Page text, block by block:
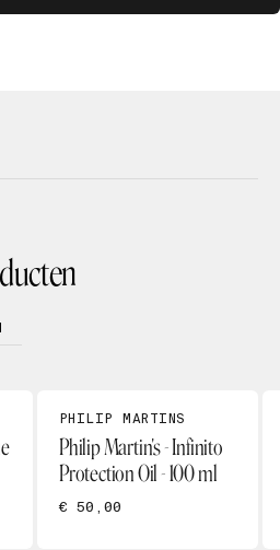
PHILIP MARTINS
Philip Martin's - Infinito
Protection Oil - 100 ml
€ 50,00